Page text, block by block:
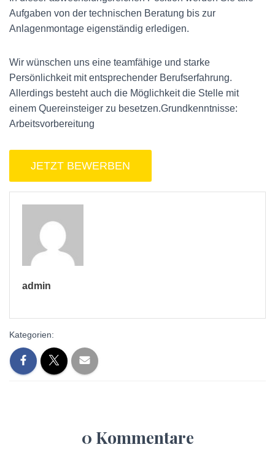
Aufgaben von der technischen Beratung bis zur
Anlagenmontage eigenständig erledigen.
Wir wünschen uns eine teamfähige und starke
Persönlichkeit mit entsprechender Berufserfahrung.
Allerdings besteht auch die Möglichkeit die Stelle mit
einem Quereinsteiger zu besetzen.Grundkenntnisse:
Arbeitsvorbereitung
admin
Kategorien:
0 Kommentare